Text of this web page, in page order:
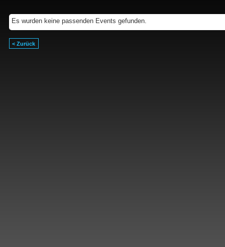
Es wurden keine passenden Events gefunden.
< Zurück